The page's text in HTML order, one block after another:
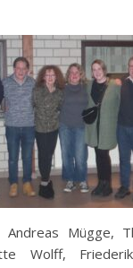
Andreas Mügge,
Wolff,